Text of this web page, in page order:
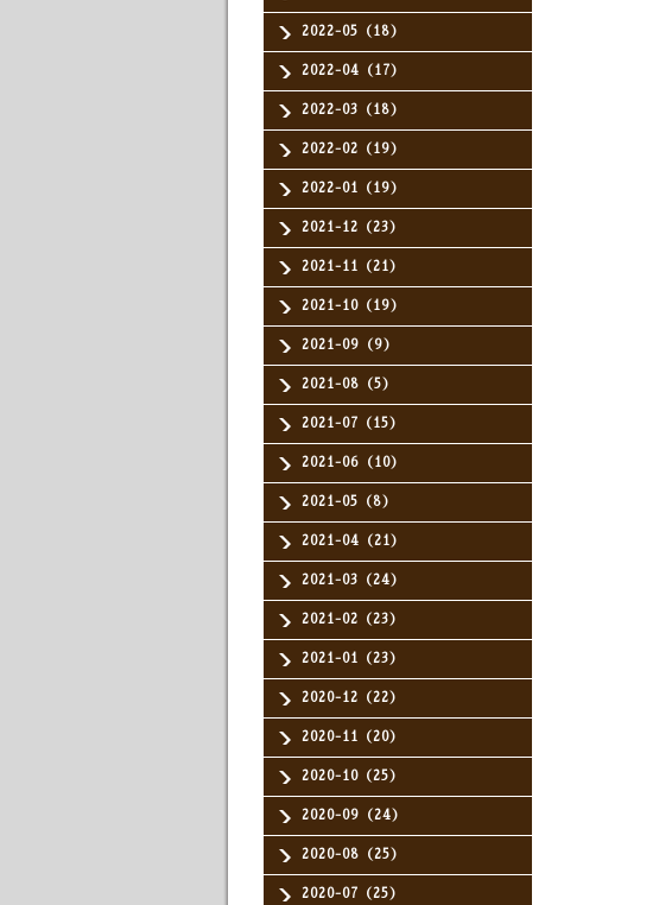
2022-05（18）
2022-04（17）
2022-03（18）
2022-02（19）
2022-01（19）
2021-12（23）
2021-11（21）
2021-10（19）
2021-09（9）
2021-08（5）
2021-07（15）
2021-06（10）
2021-05（8）
2021-04（21）
2021-03（24）
2021-02（23）
2021-01（23）
2020-12（22）
2020-11（20）
2020-10（25）
2020-09（24）
2020-08（25）
2020-07（25）